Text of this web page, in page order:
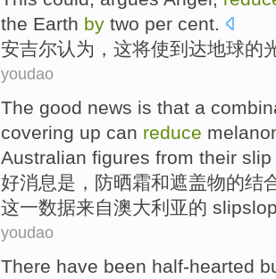
the Earth by two per cent.
安吉尔认为 ， 这将使到达地球的
youdao
The good news is that a
covering up can reduce
Australian figures from their slip
好消息是 ， 防晒霜和遮盖物的结
这一数据来自澳大利亚的 slip
youdao
There have been half-hearted